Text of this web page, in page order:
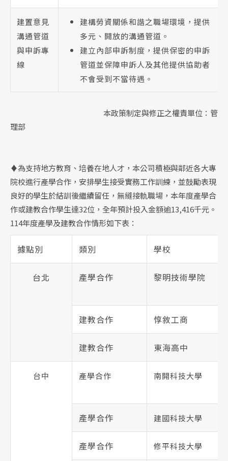
建置意見
溝通管道
與申訴專
線
建構勞資關係和諧之職場環境，提供
多元、開放的溝通管道。
建立內部申訴制度，提供保密的申訴
管道並保障申訴人及其他提供協助者
不會受到不當待遇。
本政策制定與修正之權責單位：管
理部
♦為支持地方教育、培養在地人才，本公司積極與鄰近各大專
院校進行產學合作，安排學生接受實務工作訓練，並鼓勵表現
良好的學生於結訓後繼續留任，無縫接軌職場，本年度產學合
作或建教合作學生達32位，全年預計投入金額逾13,416千元。
114年度產學及建教合作情形如下表：
據點別 類別 學校
台北 產學合作 黎明技術學院
建教合作 惇敘工商
建教合作 東海高中
台中 產學合作 南開科技大學
產學合作 建國科技大學
產學合作 修平科技大學